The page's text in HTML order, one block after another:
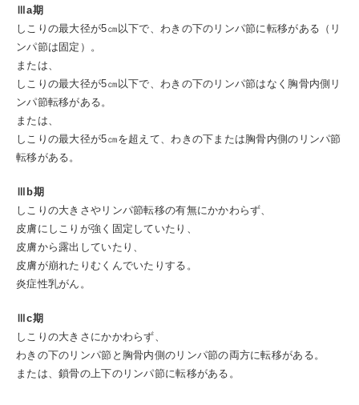
Ⅲa期
しこりの最大径が5㎝以下で、わきの下のリンパ節に転移がある（リ
ンパ節は固定）。
または、
しこりの最大径が5㎝以下で、わきの下のリンパ節はなく胸骨内側リ
ンパ節転移がある。
または、
しこりの最大径が5㎝を超えて、わきの下または胸骨内側のリンパ節
転移がある。
Ⅲb期
しこりの大きさやリンパ節転移の有無にかかわらず、
皮膚にしこりが強く固定していたり、
皮膚から露出していたり、
皮膚が崩れたりむくんでいたりする。
炎症性乳がん。
Ⅲc期
しこりの大きさにかかわらず、
わきの下のリンパ節と胸骨内側のリンパ節の両方に転移がある。
または、鎖骨の上下のリンパ節に転移がある。